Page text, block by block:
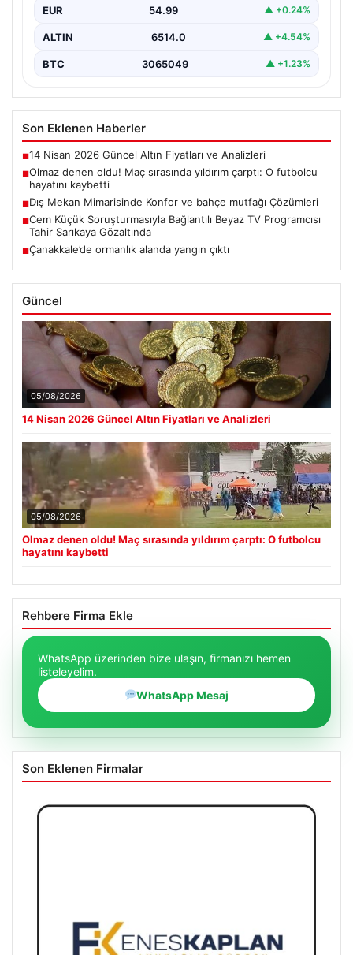
EUR 54.99 ▲ +0.24%
ALTIN 6514.0 ▲ +4.54%
BTC 3065049 ▲ +1.23%
Son Eklenen Haberler
■14 Nisan 2026 Güncel Altın Fiyatları ve Analizleri
■Olmaz denen oldu! Maç sırasında yıldırım çarptı: O futbolcu
hayatını kaybetti
■Dış Mekan Mimarisinde Konfor ve bahçe mutfağı Çözümleri
■Cem Küçük Soruşturmasıyla Bağlantılı Beyaz TV Programcısı
Tahir Sarıkaya Gözaltında
■Çanakkale’de ormanlık alanda yangın çıktı
Güncel
05/08/2026
14 Nisan 2026 Güncel Altın Fiyatları ve Analizleri
05/08/2026
Olmaz denen oldu! Maç sırasında yıldırım çarptı: O futbolcu
hayatını kaybetti
Rehbere Firma Ekle
WhatsApp üzerinden bize ulaşın, firmanızı hemen
listeleyelim.
WhatsApp Mesaj
Son Eklenen Firmalar